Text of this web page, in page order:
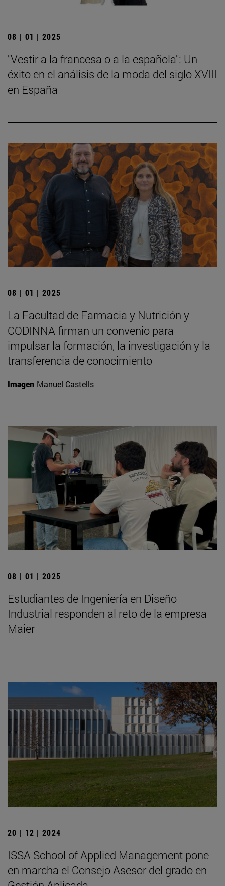
08 | 01 | 2025
"Vestir a la francesa o a la española": Un
éxito en el análisis de la moda del siglo XVIII
en España
08 | 01 | 2025
La Facultad de Farmacia y Nutrición y
CODINNA firman un convenio para
impulsar la formación, la investigación y la
transferencia de conocimiento
Imagen Manuel Castells
08 | 01 | 2025
Estudiantes de Ingeniería en Diseño
Industrial responden al reto de la empresa
Maier
20 | 12 | 2024
ISSA School of Applied Management pone
en marcha el Consejo Asesor del grado en